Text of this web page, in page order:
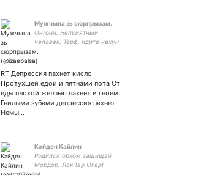
Мужчына зь сюрпрызам.
Он/они. Неприятный
человек. Тёрф, идите нахуй
отсюдова.
RT Депрессия пахнет кисло
Протухшей едой и пятнами пота От
еды плохой желчью пахнет и гноем
Гнилыми зубами депрессия пахнет
Немы…
Кэйден Кайлин
Родился орком защищай
Мордор. Лок'Тар Огар!